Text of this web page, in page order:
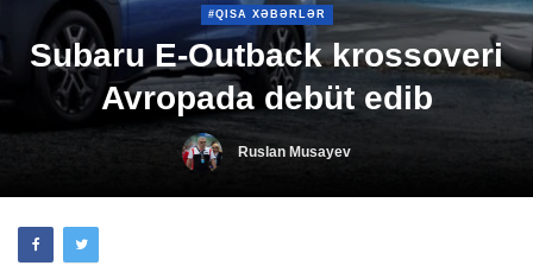
#QISA XƏBƏRLƏR
Subaru E-Outback krossoveri
Avropada debüt edib
Ruslan Musayev